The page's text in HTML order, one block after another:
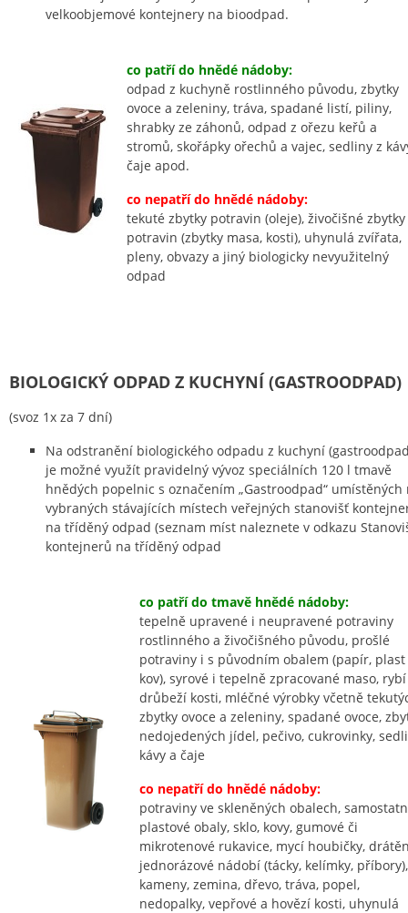
velkoobjemové kontejnery na bioodpad.
co patří do hnědé nádoby:
odpad z kuchyně rostlinného původu, zbytky
ovoce a zeleniny, tráva, spadané listí, piliny,
shrabky ze záhonů, odpad z ořezu keřů a
stromů, skořápky ořechů a vajec, sedliny z
čaje apod.
co nepatří do hnědé nádoby:
tekuté zbytky potravin (oleje), živočišné zbytky
potravin (zbytky masa, kosti), uhynulá zvířata,
pleny, obvazy a jiný biologicky nevyužitelný
odpad
BIOLOGICKÝ ODPAD Z KUCHYNÍ (GASTROODPAD)
(svoz 1x za 7 dní)
Na odstranění biologického odpadu z kuchyní
je možné využít pravidelný vývoz speciálních 120 l tmavě
hnědých popelnic s označením „Gastroodpad“ umístěných
vybraných stávajících místech veřejných stanovišť
na tříděný odpad (seznam míst naleznete v odkazu
kontejnerů na tříděný odpad
co patří do tmavě hnědé nádoby:
tepelně upravené i neupravené potraviny
rostlinného a živočišného původu, prošlé
potraviny i s původním obalem (papír, plast
kov), syrové i tepelně zpracované maso,
drůbeží kosti, mléčné výrobky včetně
zbytky ovoce a zeleniny, spadané ovoce,
nedojedených jídel, pečivo, cukrovinky,
kávy a čaje
co nepatří do hnědé nádoby:
potraviny ve skleněných obalech,
plastové obaly, sklo, kovy, gumové či
mikrotenové rukavice, mycí houbičky,
jednorázové nádobí (tácky, kelímky, příbory),
kameny, zemina, dřevo, tráva, popel,
nedopalky, vepřové a hovězí kosti, uhynulá